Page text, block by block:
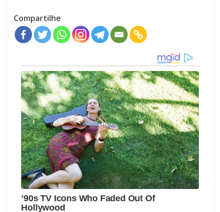
Compartilhe